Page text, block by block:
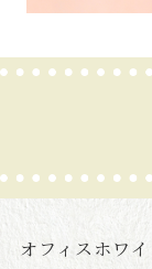
オフィスホワ